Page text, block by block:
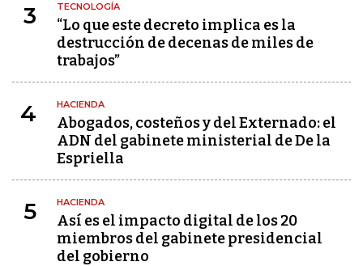
3 TECNOLOGÍA
“Lo que este decreto implica es la
destrucción de decenas de miles de
trabajos”
4 HACIENDA
Abogados, costeños y del Externado: el
ADN del gabinete ministerial de De la
Espriella
5 HACIENDA
Así es el impacto digital de los 20
miembros del gabinete presidencial
del gobierno